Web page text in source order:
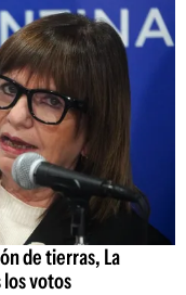
de tierras, La
votos